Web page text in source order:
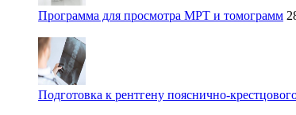
Программа для просмотра МРТ и томограмм
Подготовка к рентгену пояснично-